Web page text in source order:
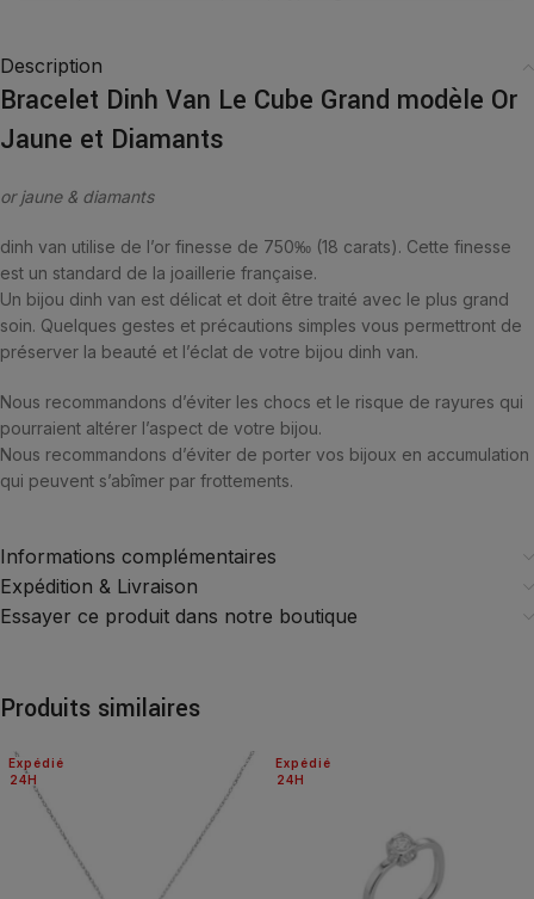
Description
Bracelet Dinh Van Le Cube Grand modèle Or
Jaune et Diamants
or jaune & diamants
dinh van utilise de l’or finesse de 750‰ (18 carats). Cette finesse
est un standard de la joaillerie française.
Un bijou dinh van est délicat et doit être traité avec le plus grand
soin. Quelques gestes et précautions simples vous permettront de
préserver la beauté et l’éclat de votre bijou dinh van.
Nous recommandons d’éviter les chocs et le risque de rayures qui
pourraient altérer l’aspect de votre bijou.
Nous recommandons d’éviter de porter vos bijoux en accumulation
qui peuvent s’abîmer par frottements.
Informations complémentaires
Expédition & Livraison
Essayer ce produit dans notre boutique
Produits similaires
24H
Expédié
24H
Expédié